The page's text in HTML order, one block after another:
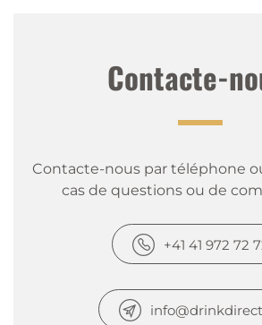
Contacte-
Contacte-nous par téléphone
cas de questions ou de
+41 41 972 72